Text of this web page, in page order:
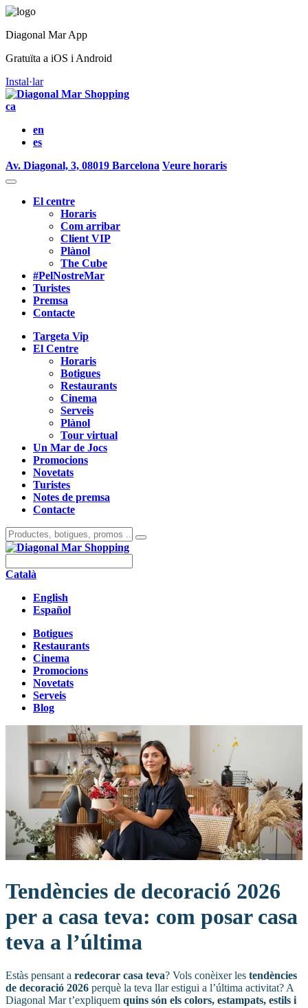
Diagonal Mar App
Gratuïta a iOS i Android
Instal·lar
ca
en
es
Av. Diagonal, 3, 08019 Barcelona Veure horaris
El centre
Horaris
Com arribar
Client VIP
Plànol
The Cube
#PelNostreMar
Turistes
Premsa
Contacte
Targeta Vip
El Centre
Horaris
Botigues
Restaurants
Cinema
Serveis
Plànol
Tour virtual
Un Mar de Jocs
Promocions
Novetats
Turistes
Notes de premsa
Contacte
Català
English
Español
Botigues
Restaurants
Cinema
Promocions
Novetats
Serveis
Blog
Tendències de decoració 2026
per a casa teva: com posar casa
teva a l’última
Estàs pensant a redecorar casa teva? Vols conèixer les tendències
de decoració 2026 perquè la teva llar estigui a l’última activitat? A
Diagonal Mar t’expliquem quins són els colors, estampats, estils i